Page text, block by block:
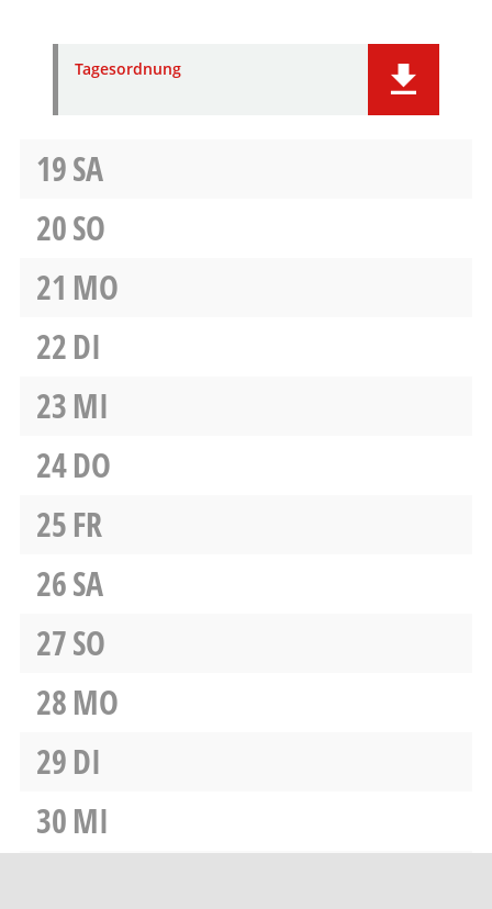
Tagesordnung
19SA
20SO
21 MO
22DI
23MI
24DO
25FR
26SA
27SO
28MO
29DI
30MI